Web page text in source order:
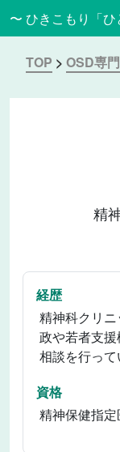
〜 ひきこもり「
TOP > OSD専
精
経歴
精神科クリ
政や若者支
相談を行って
資格
精神保健指